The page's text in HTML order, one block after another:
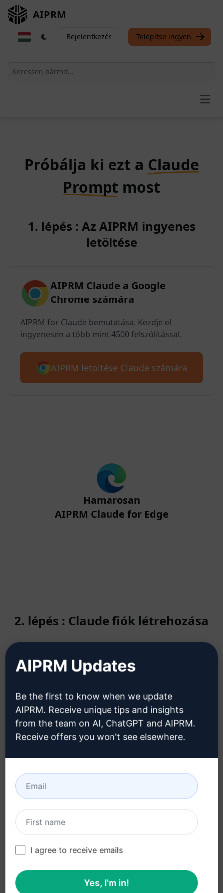
AIPRM
Bejelentkezés Telepítse ingyen
Próbálja ki ezt a Claude
Prompt most
1. lépés : Az AIPRM ingyenes
letöltése
AIPRM Claude a Google
Chrome számára
AIPRM for Claude bemutatása. Kezdje el
ingyenesen a több mint 4500 felszólítással.
AIPRM letöltése Claude számára
Hamarosan
AIPRM Claude for Edge
2. lépés : Claude fiók létrehozása
Kattintson ide, hogy megtudja,
hogyan hozzon létre Claude-
fiókot
3. lépés : Használja a Promptet a
Claude-ban
Próbálja ki a promptot most a Claude-on
AIPRM Updates
Be the first to know when we update
AIPRM. Receive unique tips and insights
from the team on AI, ChatGPT and AIPRM.
Receive offers you won't see elsewhere.
I agree to receive emails
Yes, I'm in!